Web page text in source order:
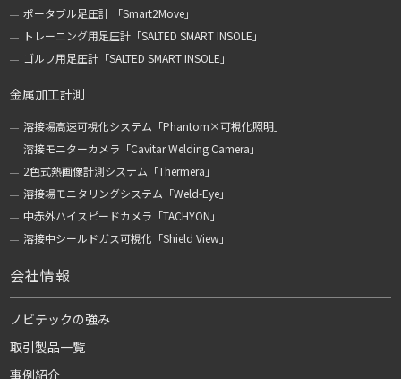
ポータブル足圧計 「Smart2Move」
トレーニング用足圧計「SALTED SMART INSOLE」
ゴルフ用足圧計「SALTED SMART INSOLE」
金属加工計測
溶接場高速可視化システム「Phantom×可視化照明」
溶接モニターカメラ「Cavitar Welding Camera」
2色式熱画像計測システム「Thermera」
溶接場モニタリングシステム「Weld-Eye」
中赤外ハイスピードカメラ「TACHYON」
溶接中シールドガス可視化「Shield View」
会社情報
ノビテックの強み
取引製品一覧
事例紹介